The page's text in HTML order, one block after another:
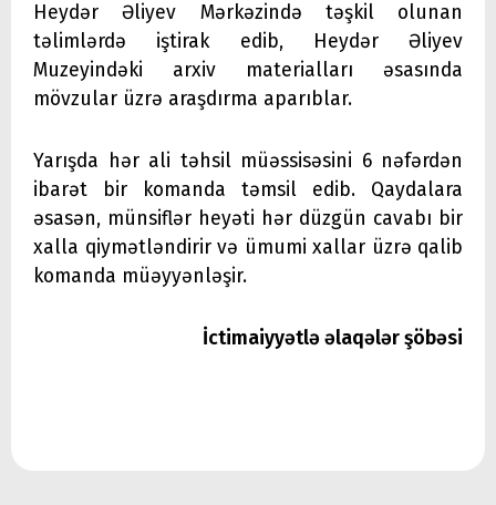
Heydər Əliyev Mərkəzində təşkil olunan
təlimlərdə iştirak edib, Heydər Əliyev
Muzeyindəki arxiv materialları əsasında
mövzular üzrə araşdırma aparıblar.
Yarışda hər ali təhsil müəssisəsini 6 nəfərdən
ibarət bir komanda təmsil edib. Qaydalara
əsasən, münsiflər heyəti hər düzgün cavabı bir
xalla qiymətləndirir və ümumi xallar üzrə qalib
komanda müəyyənləşir.
İctimaiyyətlə əlaqələr şöbəsi